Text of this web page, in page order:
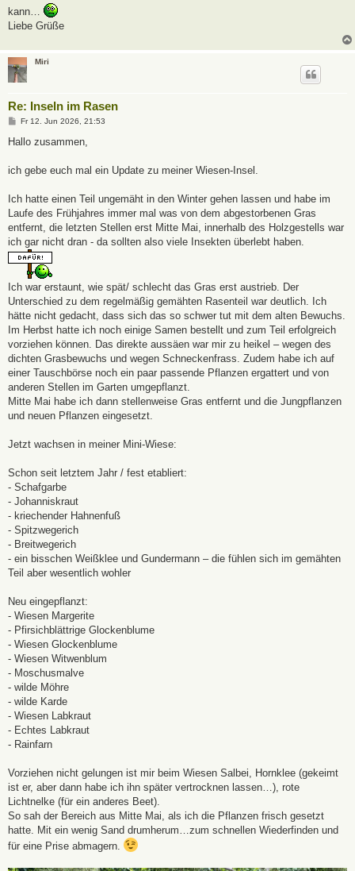
kann…
Liebe Grüße
Miri
Re: Inseln im Rasen
B
i
a
Fr 12. Jun 2026, 21:53
Hallo zusammen,
ich gebe euch mal ein Update zu meiner Wiesen-Insel.
Ich hatte einen Teil ungemäht in den Winter gehen lassen und habe im
Laufe des Frühjahres immer mal was von dem abgestorbenen Gras
entfernt, die letzten Stellen erst Mitte Mai, innerhalb des Holzgestells war
ich gar nicht dran - da sollten also viele Insekten überlebt haben.
Ich war erstaunt, wie spät/ schlecht das Gras erst austrieb. Der
Unterschied zu dem regelmäßig gemähten Rasenteil war deutlich. Ich
hätte nicht gedacht, dass sich das so schwer tut mit dem alten Bewuchs.
Im Herbst hatte ich noch einige Samen bestellt und zum Teil erfolgreich
vorziehen können. Das direkte aussäen war mir zu heikel – wegen des
dichten Grasbewuchs und wegen Schneckenfrass. Zudem habe ich auf
einer Tauschbörse noch ein paar passende Pflanzen ergattert und von
anderen Stellen im Garten umgepflanzt.
Mitte Mai habe ich dann stellenweise Gras entfernt und die Jungpflanzen
und neuen Pflanzen eingesetzt.
Jetzt wachsen in meiner Mini-Wiese:
Schon seit letztem Jahr / fest etabliert:
- Schafgarbe
- Johanniskraut
- kriechender Hahnenfuß
- Spitzwegerich
- Breitwegerich
- ein bisschen Weißklee und Gundermann – die fühlen sich im gemähten
Teil aber wesentlich wohler
Neu eingepflanzt:
- Wiesen Margerite
- Pfirsichblättrige Glockenblume
- Wiesen Glockenblume
- Wiesen Witwenblum
- Moschusmalve
- wilde Möhre
- wilde Karde
- Wiesen Labkraut
- Echtes Labkraut
- Rainfarn
Vorziehen nicht gelungen ist mir beim Wiesen Salbei, Hornklee (gekeimt
ist er, aber dann habe ich ihn später vertrocknen lassen…), rote
Lichtnelke (für ein anderes Beet).
So sah der Bereich aus Mitte Mai, als ich die Pflanzen frisch gesetzt
hatte. Mit ein wenig Sand drumherum…zum schnellen Wiederfinden und
für eine Prise abmagern.